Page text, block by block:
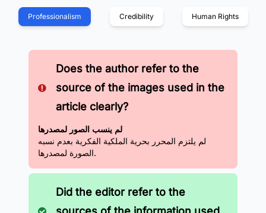
Professionalism Credibility Human Rights
Does the author refer to the
source of the images used in the
article clearly?
لم ينسب الصور لمصدرها
لم يلتزم المحرر بحرية الملكية الفكرية بعدم نسبه
الصورة لمصدرها.
Did the editor refer to the